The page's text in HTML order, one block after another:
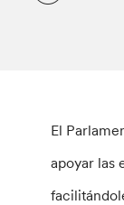
El
apoyar las